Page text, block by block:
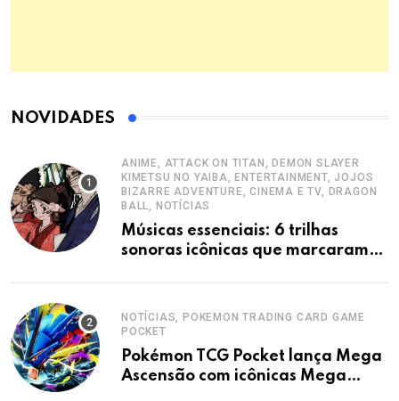
NOVIDADES
ANIME, ATTACK ON TITAN, DEMON SLAYER
KIMETSU NO YAIBA, ENTERTAINMENT, JOJOS
BIZARRE ADVENTURE, CINEMA E TV, DRAGON
BALL, NOTÍCIAS
Músicas essenciais: 6 trilhas
sonoras icônicas que marcaram
NOTÍCIAS, POKEMON TRADING CARD GAME
POCKET
Pokémon TCG Pocket lança Mega
Ascensão com icônicas Mega